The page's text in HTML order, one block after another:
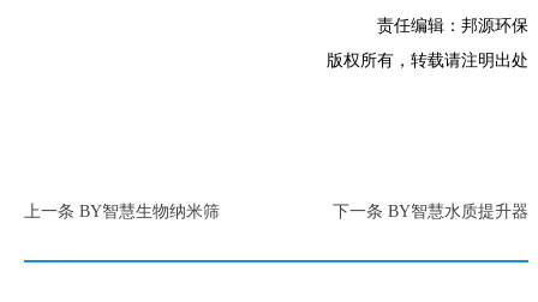
责任编辑：邦源环保
版权所有，转载请注明出处
上一条 BY智慧生物纳米筛 下一条 BY智慧水质提升器